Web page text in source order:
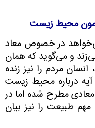
محیط زیست
در خصوص معاد
و می‌گوید که همان
مردم را نیز زنده
درباره محیط زیست
مطرح شده اما در
طبیعت را نیز بیان